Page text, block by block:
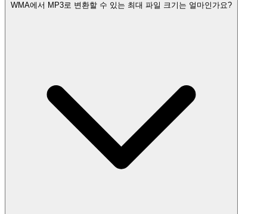
WMA에서 MP3로 변환할 수 있는 최대 파일 크기는 얼마인가요?